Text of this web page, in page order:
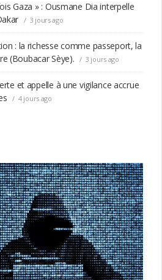
Gaza » : Ousmane Dia interpelle
3 jours ago
: la richesse comme passeport, la
(Boubacar Sèye).
3 jours ago
et appelle à une vigilance accrue
4 jours ago